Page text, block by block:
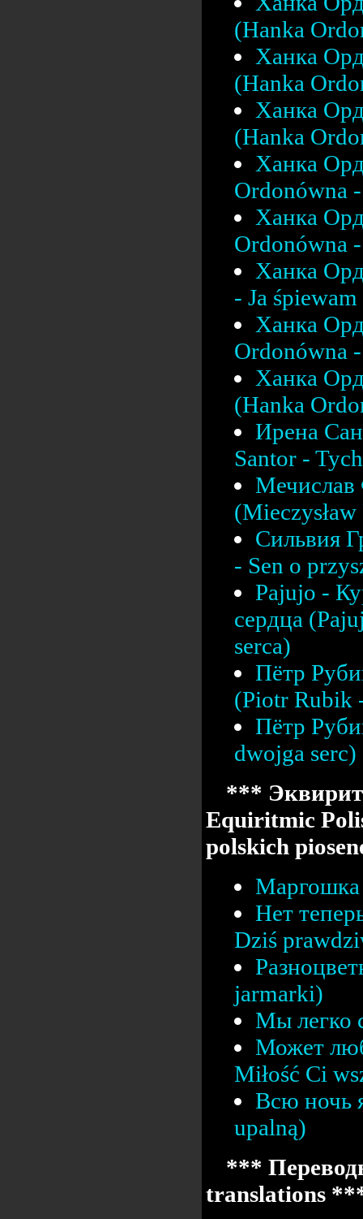
(Hanka
Ханка
(Hanka
Ханка
(Hanka
Ханка
Ordonówna
Ханка
Ordonówna
Ханка
- Ja
Ханка
Ordonówna
Ханка
(Hanka
Ирена
Santor -
Мечислав
Сильвия
- Sen o
Pajujo -
сердца
serca)
Пётр
(Piotr Rubik
Пётр
dwojga serc)
***
Equiritmic
polskich
Маргошка
Нет
Dziś
jarmarki)
Мы легко
Может
Miłość Ci
Всю ночь
upalną)
***
translations